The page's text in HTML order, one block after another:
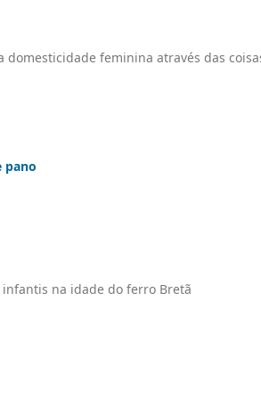
domesticidade feminina através das
pano
na idade do ferro Bretã